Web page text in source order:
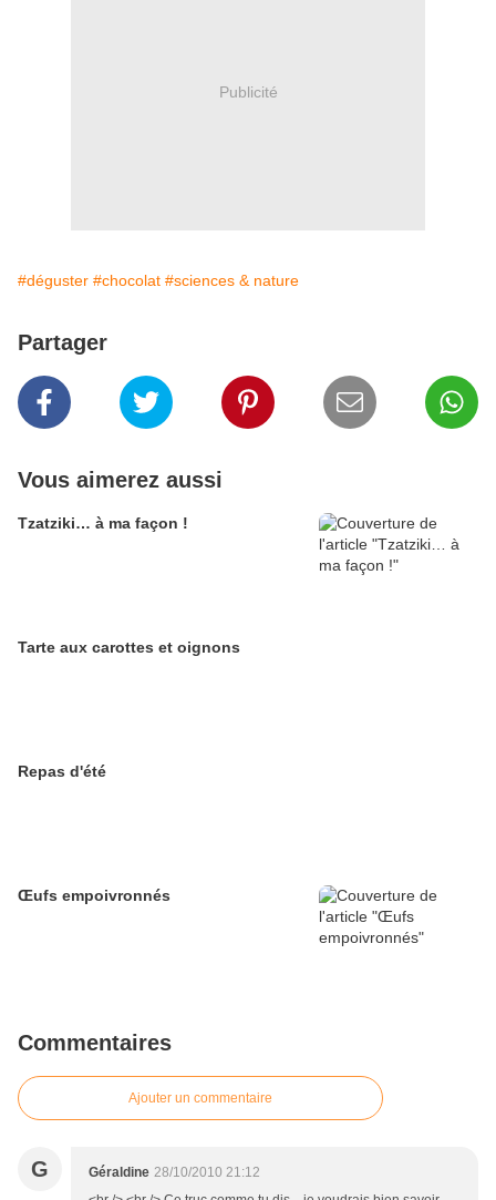
Publicité
#déguster #chocolat #sciences & nature
Partager
Vous aimerez aussi
Tzatziki… à ma façon !
Tarte aux carottes et oignons
Repas d'été
Œufs empoivronnés
Commentaires
Ajouter un commentaire
G Géraldine 28/10/2010 21:12